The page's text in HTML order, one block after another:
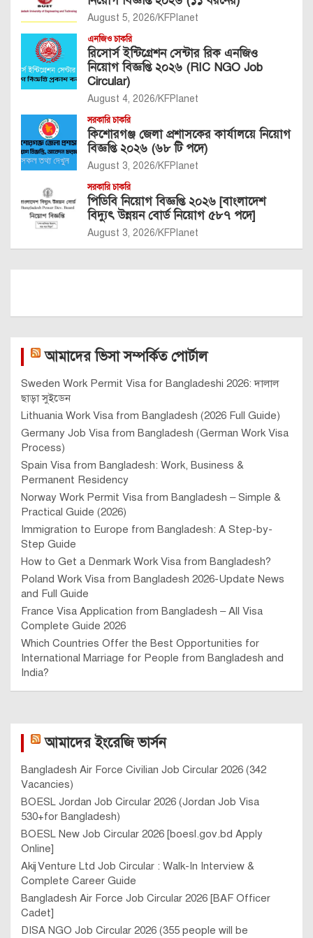
August 5, 2026 KFPlanet
এনজিও চাকরি
রিসোর্স ইন্টিগ্রেশন সেন্টার রিক এনজিও
নিয়োগ বিজ্ঞপ্তি ২০২৬ (RIC NGO Job
Circular)
August 4, 2026 KFPlanet
সরকারি চাকরি
কিশোরগঞ্জ জেলা প্রশাসকের কার্যালয়ে নিয়োগ
বিজ্ঞপ্তি ২০২৬ (৬৮ টি পদে)
August 3, 2026 KFPlanet
সরকারি চাকরি
পিডিবি নিয়োগ বিজ্ঞপ্তি ২০২৬ [বাংলাদেশ
বিদ্যুৎ উন্নয়ন বোর্ড নিয়োগ ৫৮৭ পদে]
August 3, 2026 KFPlanet
আমাদের ভিসা সম্পর্কিত পোর্টাল
Sweden Work Permit Visa for Bangladeshi 2026: দালাল
ছাড়া সুইডেন
Lithuania Work Visa from Bangladesh (2026 Full Guide)
Germany Job Visa from Bangladesh (German Work Visa
Process)
Spain Visa from Bangladesh: Work, Business &
Permanent Residency
Norway Work Permit Visa from Bangladesh – Simple &
Practical Guide (2026)
Immigration to Europe from Bangladesh: A Step-by-
Step Guide
How to Get a Denmark Work Visa from Bangladesh?
Poland Work Visa from Bangladesh 2026-Update News
and Full Guide
France Visa Application from Bangladesh – All Visa
Complete Guide 2026
Which Countries Offer the Best Opportunities for
International Marriage for People from Bangladesh and
India?
আমাদের ইংরেজি ভার্সন
Bangladesh Air Force Civilian Job Circular 2026 (342
Vacancies)
BOESL Jordan Job Circular 2026 (Jordan Job Visa
530+for Bangladesh)
BOESL New Job Circular 2026 [boesl.gov.bd Apply
Online]
Akij Venture Ltd Job Circular : Walk-In Interview &
Complete Career Guide
Bangladesh Air Force Job Circular 2026 [BAF Officer
Cadet]
DISA NGO Job Circular 2026 (355 people will be